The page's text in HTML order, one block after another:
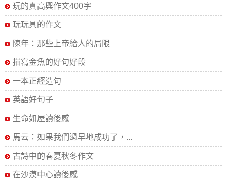
玩的真高興作文400字
玩玩具的作文
陳年：那些上帝給人的局限
描寫金魚的好句好段
一本正經造句
英語好句子
生命如屋讀後感
馬云：如果我們過早地成功了，...
古詩中的春夏秋冬作文
在沙漠中心讀後感